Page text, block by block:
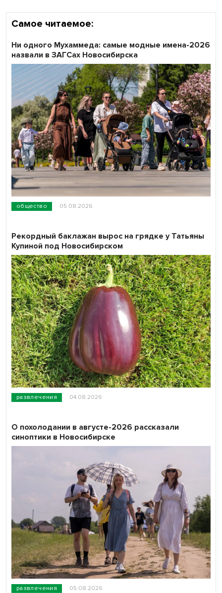
Самое читаемое:
общество 05.08.2026
Ни одного Мухаммеда: самые модные имена-2026
назвали в ЗАГСах Новосибирска
развлечения 04.08.2026
Рекордный баклажан вырос на грядке у Татьяны
Купиной под Новосибирском
развлечения 05.08.2026
О похолодании в августе-2026 рассказали
синоптики в Новосибирске